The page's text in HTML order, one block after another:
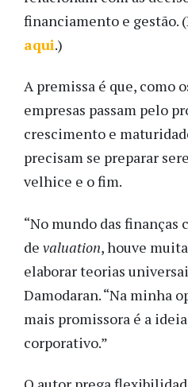
financiamento e gestão.
aqui.)
A premissa é que, como
empresas passam pelo
crescimento e
precisam se preparar
velhice e o fim.
“No mundo das finanças
de valuation, houve
elaborar teorias
Damodaran. “Na minha
mais promissora é a
corporativo.”